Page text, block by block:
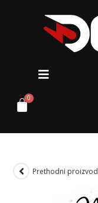
Prethodni proizvod